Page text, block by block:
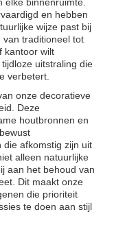
en hebben
wijze past bij
van traditioneel tot
kantoor wilt
uitstraling die
verbetert.
onze decoratieve
Deze
houtbronnen en
die afkomstig zijn uit
alleen natuurlijke
aan het behoud van
Dit maakt onze
die prioriteit
te doen aan stijl